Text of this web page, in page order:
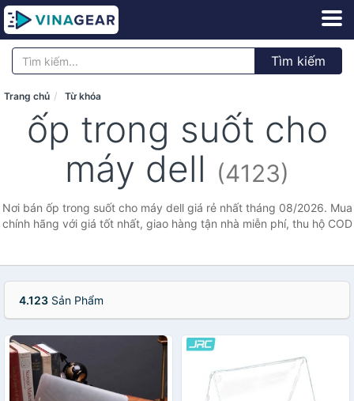
Tìm kiếm
Trang chủ Từ khóa
ốp trong suốt cho
máy dell (4123)
Nơi bán ốp trong suốt cho máy dell giá rẻ nhất tháng 08/2026. Mua
chính hãng với giá tốt nhất, giao hàng tận nhà miễn phí, thu hộ COD
4.123 Sản Phẩm